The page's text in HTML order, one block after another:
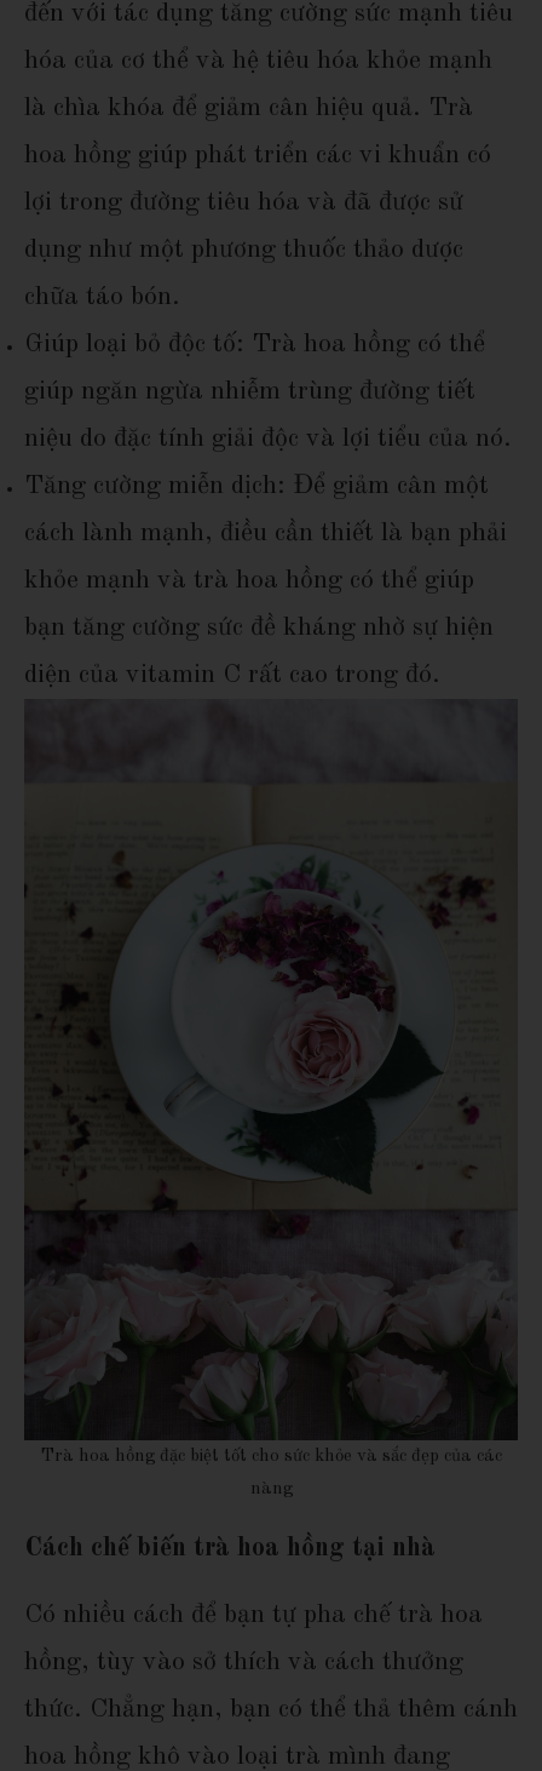
đến với tác dụng tăng cường sức mạnh tiêu
hóa của cơ thể và hệ tiêu hóa khỏe mạnh
là chìa khóa để giảm cân hiệu quả. Trà
hoa hồng giúp phát triển các vi khuẩn có
lợi trong đường tiêu hóa và đã được sử
dụng như một phương thuốc thảo dược
chữa táo bón.
Giúp loại bỏ độc tố: Trà hoa hồng có thể
giúp ngăn ngừa nhiễm trùng đường tiết
niệu do đặc tính giải độc và lợi tiểu của nó.
Tăng cường miễn dịch: Để giảm cân một
cách lành mạnh, điều cần thiết là bạn phải
khỏe mạnh và trà hoa hồng có thể giúp
bạn tăng cường sức đề kháng nhờ sự hiện
diện của vitamin C rất cao trong đó.
Trà hoa hồng đặc biệt tốt cho sức khỏe và sắc đẹp của các
nàng
Cách chế biến trà hoa hồng tại nhà
Có nhiều cách để bạn tự pha chế trà hoa
hồng, tùy vào sở thích và cách thưởng
thức. Chẳng hạn, bạn có thể thả thêm cánh
hoa hồng khô vào loại trà mình đang